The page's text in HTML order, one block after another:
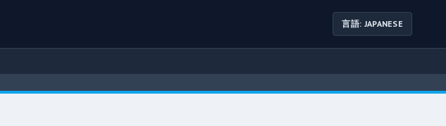
言語: JAPANESE